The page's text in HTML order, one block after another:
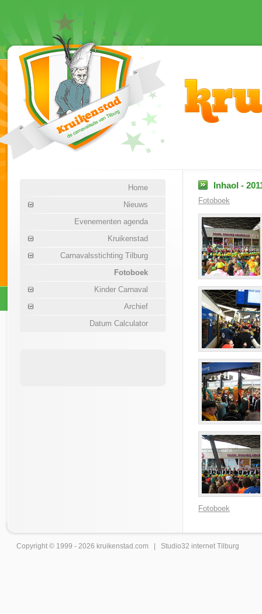
Home
Nieuws
Evenementen agenda
Kruikenstad
Carnavalsstichting Tilburg
Fotoboek
Kinder Carnaval
Archief
Datum Calculator
Inhaol -
Fotoboek
Fotoboek
Copyright © 1999 - 2026 kruikenstad .com | Studio32 internet Tilburg